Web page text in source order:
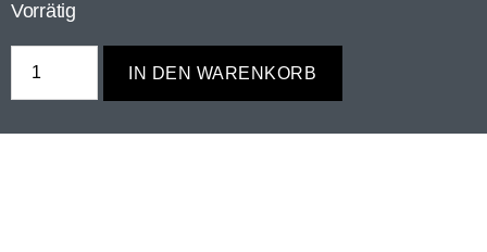
Vorrätig
IN DEN WARENKORB